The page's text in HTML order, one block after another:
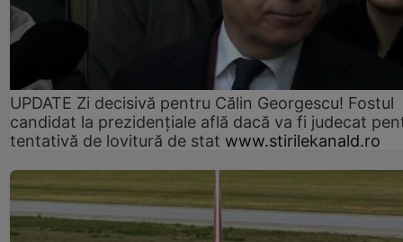
UPDATE Zi decisivă pentru Călin Georgescu! Fostul
candidat la prezidențiale află dacă va fi judecat
tentativă de lovitură de stat www.stirilekanald.ro